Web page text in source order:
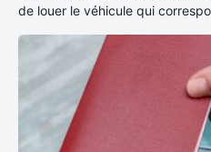
de louer le véhicule qui